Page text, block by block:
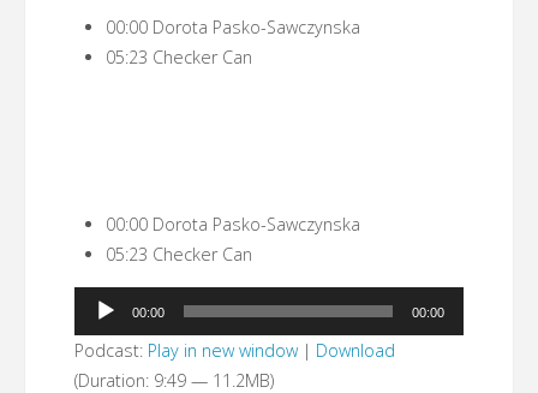
00:00 Dorota Pasko-Sawczynska
05:23 Checker Can
00:00 Dorota Pasko-Sawczynska
05:23 Checker Can
Odtwarzacz
plików
dźwiękowych
00:00 00:00
Podcast: Play in new window| Download
(Duration: 9:49 — 11.2MB)